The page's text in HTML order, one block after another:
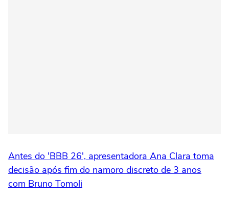
Antes do 'BBB 26', apresentadora Ana Clara toma
decisão após fim do namoro discreto de 3 anos
com Bruno Tomoli